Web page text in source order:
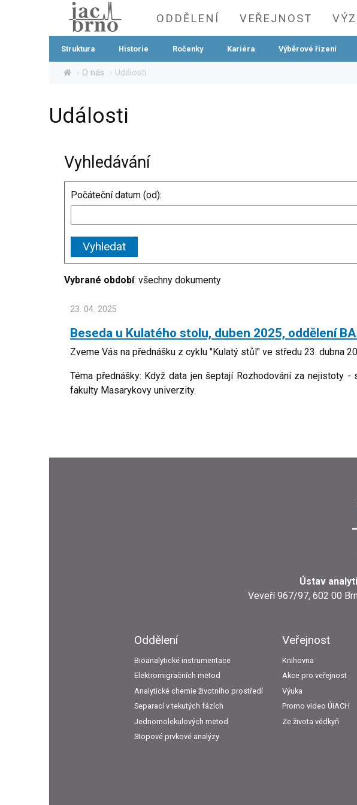
ODDĚLENÍ VEŘEJNOST
Struktura Historie Ročenky Kariéra Výběrové řízení
O nás Události
Události
Vyhledávání
Počáteční datum (od):
Vyhledat
Vybrané období: všechny dokumenty
23. 04. 2025
Beseda u Kulatého stolu, duben 2025, oddělení
Zveme Vás na přednášku z cyklu "Kulatý stůl" ve středu 23. dubna
Téma přednášky: Když data jen šeptají Rozhodování za nejistoty
fakulty Masarykovy univerzity.
Ústav
Veveří 967/97, 602 00
Oddělení
Bioanalytické instrumentace
Elektromigračních metod
Analytické chemie životního prostředí
Separací v tekutých fázích
Jednomolekulových metod
Stopové prvkové analýzy
Veřejnost
Knihovna
Akce pro veřejnost
Výuka
Promo video ÚIACH
Ze života vědkyň